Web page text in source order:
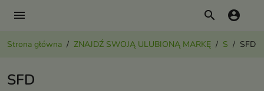
menu search account_circle
Strona główna ZNAJDŹ SWOJĄ ULUBIONĄ MARKĘ S SFD
SFD